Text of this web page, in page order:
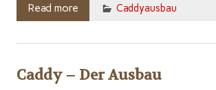
Read more Caddyausbau
Caddy – Der Ausbau